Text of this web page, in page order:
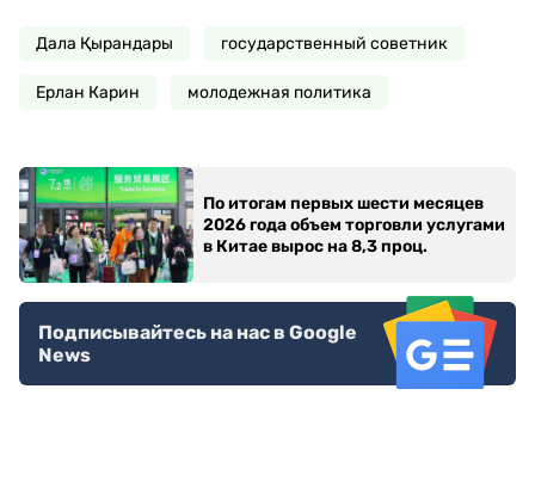
Дала Қырандары государственный советник
Ерлан Карин молодежная политика
По итогам первых шести месяцев
2026 года объем торговли услугами
в Китае вырос на 8,3 проц.
Подписывайтесь на нас в Google
News